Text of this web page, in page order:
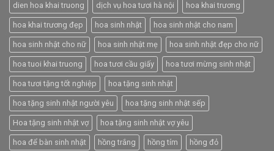
dien hoa khai truong dịch vụ hoa tươi hà nội hoa khai trương
hoa khai trương đẹp hoa sinh nhật hoa sinh nhật cho nam
hoa sinh nhật cho nữ hoa sinh nhật mẹ hoa sinh nhật đẹp cho nữ
hoa tuoi khai truong hoa tươi cầu giấy hoa tươi mừng sinh nhật
hoa tươi tặng tốt nghiệp hoa tặng sinh nhật
hoa tặng sinh nhật người yêu hoa tặng sinh nhật sếp
Hoa tặng sinh nhật vợ hoa tặng sinh nhật vợ yêu
hoa để bàn sinh nhật hồng trắng hồng tím hồng đỏ